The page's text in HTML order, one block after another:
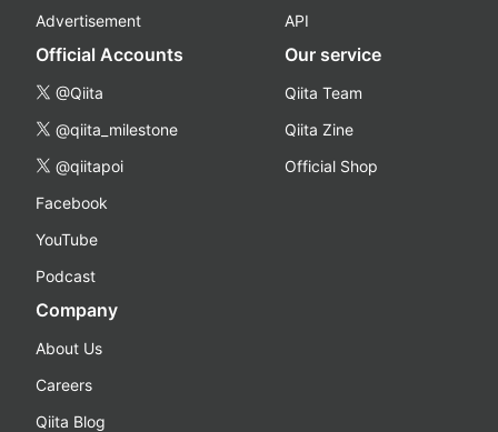
Advertisement
API
Official Accounts
@Qiita
@qiita_milestone
@qiitapoi
Facebook
YouTube
Podcast
Our service
Qiita Team
Qiita Zine
Official Shop
Company
About Us
Careers
Qiita Blog